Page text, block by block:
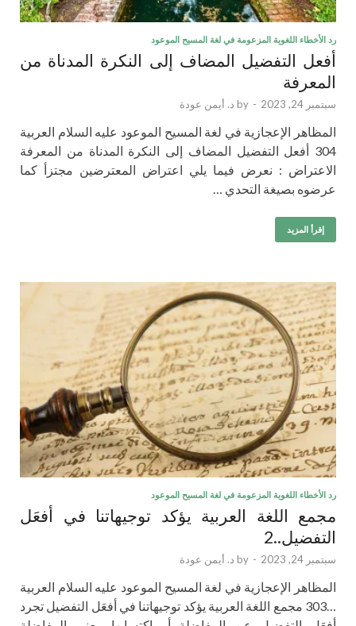
رد الأخطاء اللغوية المزعومة في لغة المسيح الموعود
أفعل التفضيل المضاف إلى النكرة المدناة من
المعرفة
سبتمبر 24, 2023 -
by د. أيمن عودة
المظاهر الإعجازية في لغة المسيح الموعود عليه السلام العربية
304 أفعل التفضيل المضاف إلى النكرة المدناة من المعرفة
الاعتراض : نعرض فيما يلي اعتراض المعترضين مجتزأ كما
عرضوه بصيغة التحدي …
إقرأ المزيد
رد الأخطاء اللغوية المزعومة في لغة المسيح الموعود
مجمع اللغة العربية يؤكد توجيهاتنا في أفعَل
التفضيل..2
سبتمبر 24, 2023 -
by د. أيمن عودة
المظاهر الإعجازية في لغة المسيح الموعود عليه السلام العربية
…303 مجمع اللغة العربية يؤكد توجيهاتنا في أفعَل التفضيل تجرد